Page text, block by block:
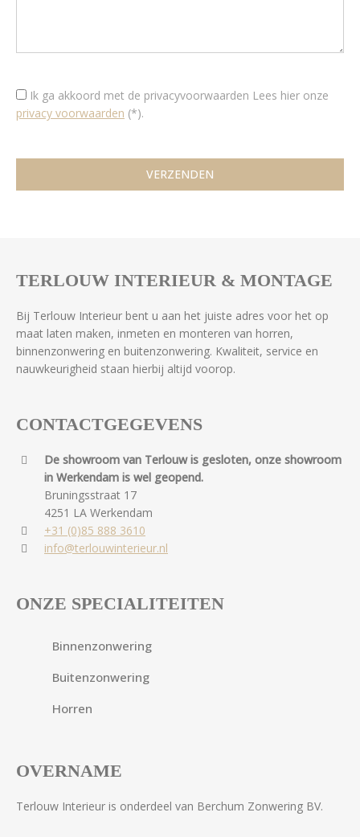
Ik ga akkoord met de privacyvoorwaarden Lees hier onze
privacy voorwaarden (*).
TERLOUW INTERIEUR & MONTAGE
Bij Terlouw Interieur bent u aan het juiste adres voor het op
maat laten maken, inmeten en monteren van horren,
binnenzonwering en buitenzonwering. Kwaliteit, service en
nauwkeurigheid staan hierbij altijd voorop.
CONTACTGEGEVENS
De showroom van Terlouw is gesloten, onze showroom
in Werkendam is wel geopend.
Bruningsstraat 17
4251 LA Werkendam
+31 (0)85 888 3610
info@terlouwinterieur.nl
ONZE SPECIALITEITEN
Binnenzonwering
Buitenzonwering
Horren
OVERNAME
Terlouw Interieur is onderdeel van Berchum Zonwering BV.